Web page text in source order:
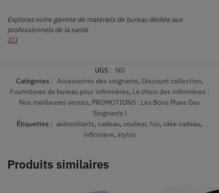
Explorez notre gamme de matériels de bureau dédiée aux
professionnels de la santé
ICI
UGS : ND
Catégories : Accessoires des soignants, Discount collection,
Fournitures de bureau pour infirmières, Le choix des infirmières :
Nos meilleures ventes, PROMOTIONS : Les Bons Plans Des
Soignants !
Étiquettes : autocollants, cadeau, couleur, fun, idée cadeau,
infirmière, stylos
Produits similaires